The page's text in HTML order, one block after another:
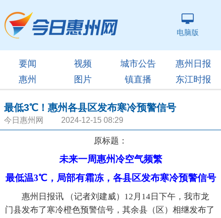
电脑版
要闻 视频 城市公告
惠州日报
惠州
图片 镇直播 东江时报
最低3℃！惠州各县区发布寒冷预警信号
今日惠州网 2024-12-15 08:29
原标题：
未来一周惠州冷空气频繁
最低温3℃，局部有霜冻，各县区发布寒冷预警信号
惠州日报讯 （记者刘建威）12月14日下午，我市龙
门县发布了寒冷橙色预警信号，其余县（区）相继发布了